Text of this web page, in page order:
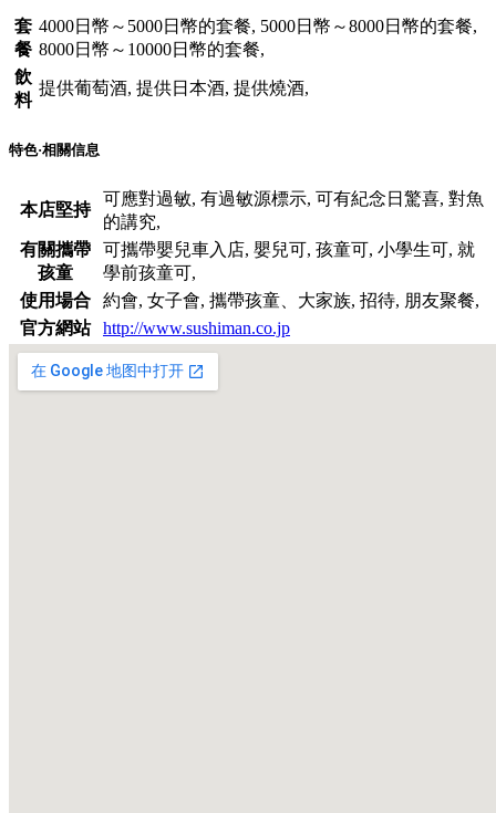
套
餐
4000日幣～5000日幣的套餐, 5000日幣～8000日幣的套餐,
8000日幣～10000日幣的套餐,
飲
料
提供葡萄酒, 提供日本酒, 提供燒酒,
特色·相關信息
本店堅持
可應對過敏, 有過敏源標示, 可有紀念日驚喜, 對魚
的講究,
有關攜帶
孩童
可攜帶嬰兒車入店, 嬰兒可, 孩童可, 小學生可, 就
學前孩童可,
使用場合
約會, 女子會, 攜帶孩童、大家族, 招待, 朋友聚餐,
官方網站
http://www.sushiman.co.jp